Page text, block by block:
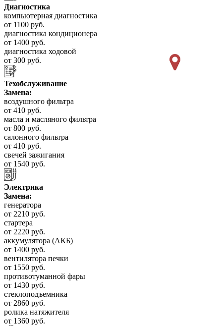
Диагностика
компьютерная диагностика
от 1100 руб.
диагностика кондиционера
от 1400 руб.
диагностика ходовой
от 300 руб.
Техобслуживание
Замена:
воздушного фильтра
от 410 руб.
масла и масляного фильтра
от 800 руб.
салонного фильтра
от 410 руб.
свечей зажигания
от 1540 руб.
Электрика
Замена:
генератора
от 2210 руб.
стартера
от 2220 руб.
аккумулятора (АКБ)
от 1400 руб.
вентилятора печки
от 1550 руб.
противотуманной фары
от 1430 руб.
стеклоподъемника
от 2860 руб.
ролика натяжителя
от 1360 руб.